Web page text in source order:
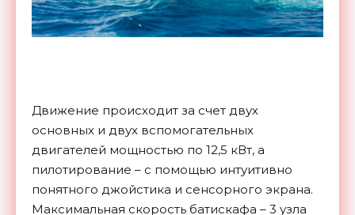
Движение происходит за счет двух
основных и двух вспомогательных
двигателей мощностью по 12,5 кВт, а
пилотирование – с помощью интуитивно
понятного джойстика и сенсорного экрана.
Максимальная скорость батискафа – 3 узла